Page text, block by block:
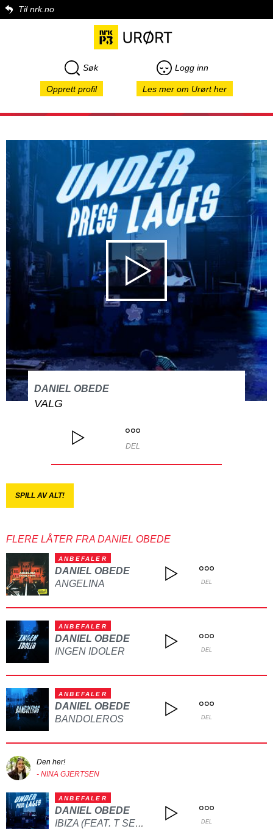
Til nrk.no
Søk Logg inn
Opprett profil Les mer om Urørt her
DANIEL OBEDE
VALG
DEL
SPILL AV ALT!
FLERE LÅTER FRA DANIEL OBEDE
ANBEFALER
DANIEL OBEDE
ANGELINA
DEL
ANBEFALER
DANIEL OBEDE
INGEN IDOLER
DEL
ANBEFALER
DANIEL OBEDE
BANDOLEROS
DEL
Den her!
- NINA GJERTSEN
ANBEFALER
DANIEL OBEDE
IBIZA (FEAT. T SECTION) DEL